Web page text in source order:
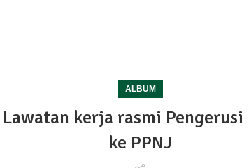
ALBUM
Lawatan kerja rasmi Pengerusi
ke PPNJ